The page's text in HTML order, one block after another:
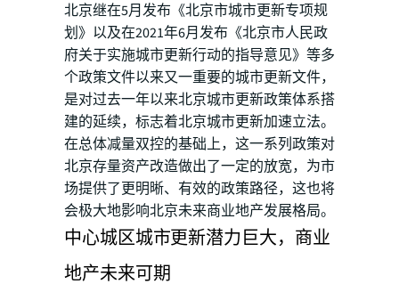
北京继在5月发布《北京市城市更新专项规
划》以及在2021年6月发布《北京市人民政
府关于实施城市更新行动的指导意见》等多
个政策文件以来又一重要的城市更新文件，
是对过去一年以来北京城市更新政策体系搭
建的延续，标志着北京城市更新加速立法。
在总体减量双控的基础上，这一系列政策对
北京存量资产改造做出了一定的放宽，为市
场提供了更明晰、有效的政策路径，这也将
会极大地影响北京未来商业地产发展格局。
中心城区城市更新潜力巨大，商业
地产未来可期